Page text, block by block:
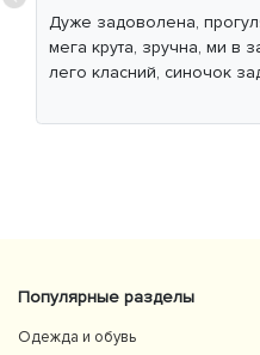
Дуже задоволена, прогулянкова каляска просто вав,
мега крута, зручна, ми в
лего класний, синочок
Популярные разделы
Одежда и обувь